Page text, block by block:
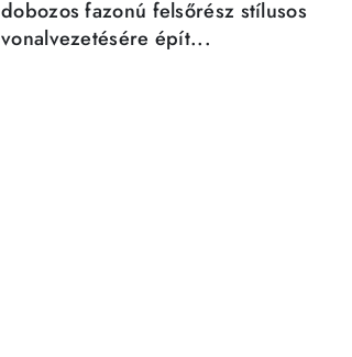
dobozos fazonú felsőrész stílusos
vonalvezetésére épít...